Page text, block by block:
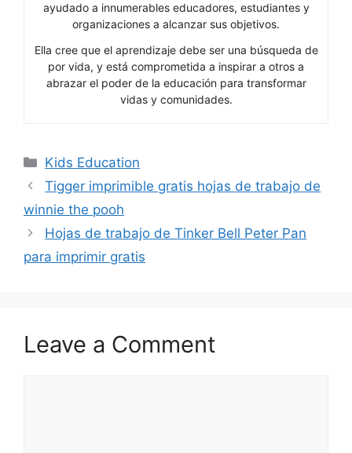
ayudado a innumerables educadores, estudiantes y
organizaciones a alcanzar sus objetivos.
Ella cree que el aprendizaje debe ser una búsqueda de
por vida, y está comprometida a inspirar a otros a
abrazar el poder de la educación para transformar
vidas y comunidades.
Categories
Kids Education
Tigger imprimible gratis hojas de trabajo de
winnie the pooh
Hojas de trabajo de Tinker Bell Peter Pan
para imprimir gratis
Leave a Comment